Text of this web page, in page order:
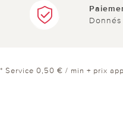
* Service 0,50 € / min + prix